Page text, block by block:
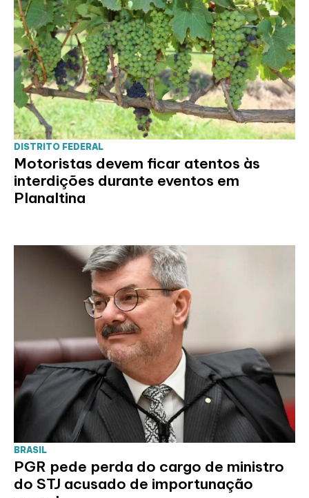
DISTRITO FEDERAL
Motoristas devem ficar atentos às
interdições durante eventos em
Planaltina
BRASIL
PGR pede perda do cargo de ministro
do STJ acusado de importunação